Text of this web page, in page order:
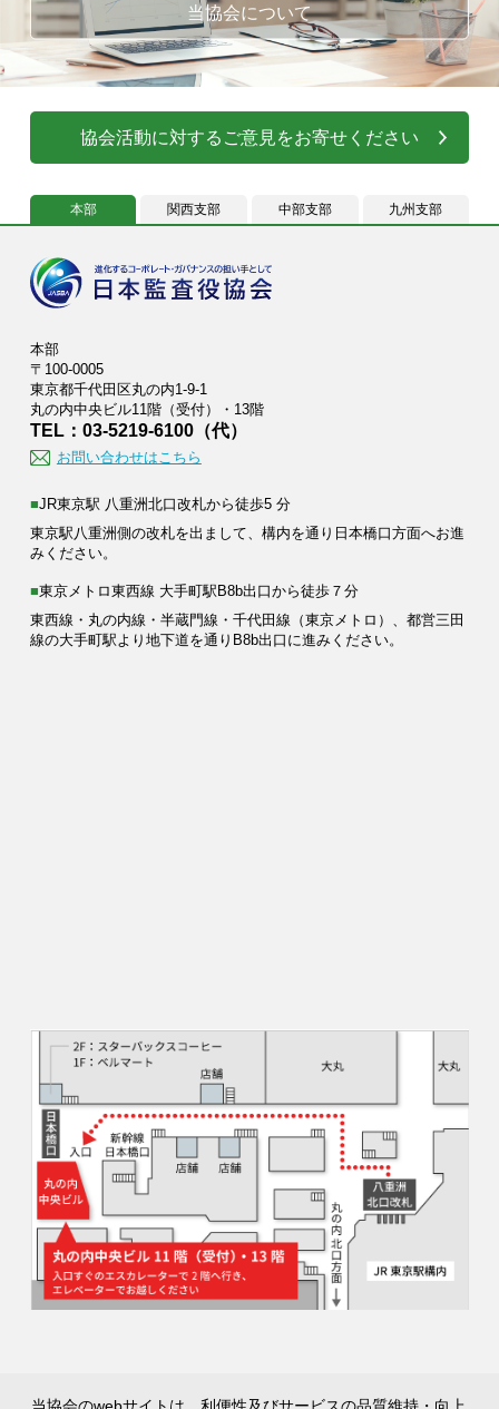
当協会について
協会活動に対するご意見をお寄せください
本部 関西支部 中部支部 九州支部
本部
〒100-0005
東京都千代田区丸の内1-9-1
丸の内中央ビル11階（受付）・13階
TEL：03-5219-6100（代）
お問い合わせはこちら
■JR東京駅 八重洲北口改札から徒歩5 分
東京駅八重洲側の改札を出まして、構内を通り日本橋口方面へお進
みください。
■東京メトロ東西線 大手町駅B8b出口から徒歩７分
東西線・丸の内線・半蔵門線・千代田線（東京メトロ）、都営三田
線の大手町駅より地下道を通りB8b出口に進みください。